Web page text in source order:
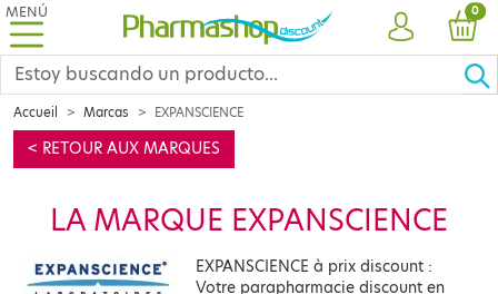
MENÚ
CUENTA
0
Accueil Marcas EXPANSCIENCE
< RETOUR AUX MARQUES
LA MARQUE EXPANSCIENCE
EXPANSCIENCE à prix discount :
Votre parapharmacie discount en